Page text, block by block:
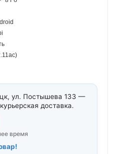
ул. Постышева 133 —
доставка.
время